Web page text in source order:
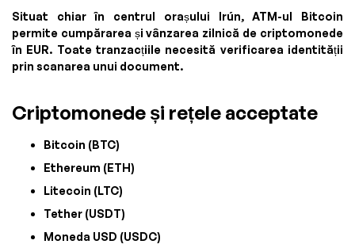
Situat chiar în centrul orașului Irún, ATM-ul Bitcoin
permite cumpărarea și vânzarea zilnică de criptomonede
în EUR. Toate tranzacțiile necesită verificarea identității
prin scanarea unui document.
Criptomonede și rețele acceptate
Bitcoin (BTC)
Ethereum (ETH)
Litecoin (LTC)
Tether (USDT)
Moneda USD (USDC)